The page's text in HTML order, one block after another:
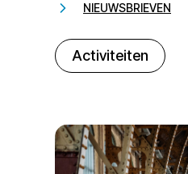
NIEUWSBRIEVEN
Activiteiten